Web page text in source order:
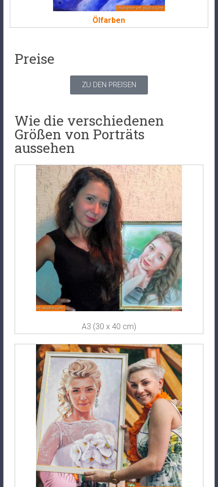
Ölfarben
Preise
ZU DEN PREISEN
Wie die verschiedenen
Größen von Porträts
aussehen
A3 (30 x 40 cm)